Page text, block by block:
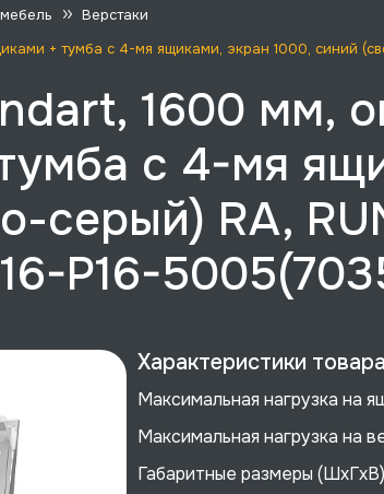
Верстаки
+ тумба с 4-мя ящиками, экран 1000, синий
1600 мм,
с 4-мя
серый) RA,
P16-
Характеристики
Максимальная нагрузка на
Максимальная нагрузка на
Габаритные размеры